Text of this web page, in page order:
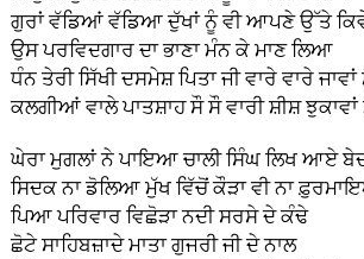
ਗੁਰਾਂ ਵੱਡਿਆਂ ਵੱਡਿਆ ਦੁੱਖਾਂ ਨੂੰ ਵੀ ਆਪਣੇ ਉੱਤੇ
ਉਸ ਪਰਵਿਦਗਾਰ ਦਾ ਭਾਣਾ ਮੰਨ ਕੇ ਮਾਣ ਲਿਆ
ਧੰਨ ਤੇਰੀ ਸਿੱਖੀ ਦਸਮੇਸ਼ ਪਿਤਾ ਜੀ ਵਾਰੇ ਵਾਰੇ ਜਾਵਾਂ
ਕਲਗੀਆਂ ਵਾਲੇ ਪਾਤਸ਼ਾਹ ਸੌ ਸੌ ਵਾਰੀ ਸ਼ੀਸ਼ ਝੁਕਾਵਾਂ
ਘੇਰਾ ਮੁਗਲਾਂ ਨੇ ਪਾਇਆ ਚਾਲੀ ਸਿੰਘ ਲਿਖ ਆਏ
ਸਿਦਕ ਨਾ ਡੋਲਿਆ ਮੁੱਖ ਵਿੱਚੋਂ ਕੌੜਾ ਵੀ ਨਾ
ਪਿਆ ਪਰਿਵਾਰ ਵਿਛੋੜਾ ਨਦੀ ਸਰਸੇ ਦੇ ਕੰਢੇ
ਛੋਟੇ ਸਾਹਿਬਜ਼ਾਦੇ ਮਾਤਾ ਗੁਜਰੀ ਜੀ ਦੇ ਨਾਲ